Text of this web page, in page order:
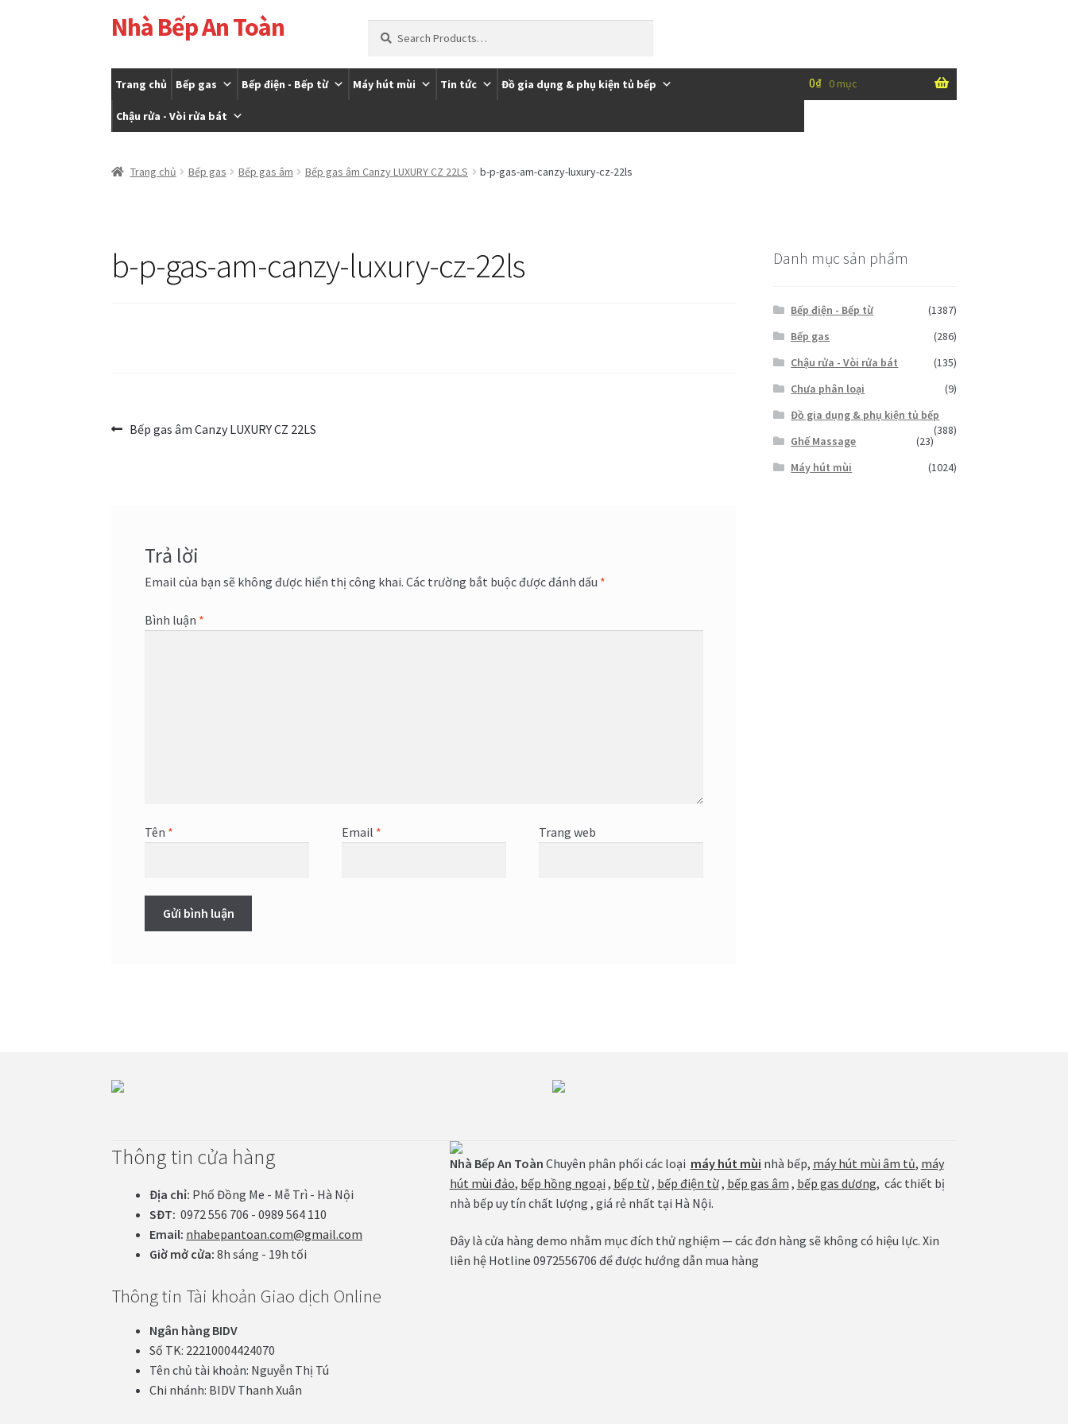
Đi
đến
hướng
Chuyển
đến
dung
Nhà Bếp An Toàn
kiếm:
Trang chủ Bếp gas Bếp điện - Bếp từ Máy hút mùi Tin tức Đồ gia dụng & phụ kiện tủ bếp
Chậu rửa - Vòi rửa bát
0₫ 0 mục
Trang chủ Bếp gas Bếp gas âm Bếp gas âm Canzy LUXURY CZ 22LS b-p-gas-am-canzy-luxury-cz-22ls
b-p-gas-am-canzy-luxury-cz-22ls
Điều
Bài
Bếp gas âm Canzy LUXURY CZ 22LS
Trả lời
Email của bạn sẽ không được hiển thị công khai. Các trường bắt buộc được đánh dấu *
Bình luận *
Tên * Email * Trang web
Danh mục sản phẩm
Bếp điện - Bếp từ
(1387)
Bếp gas
(286)
Chậu rửa - Vòi rửa bát
(135)
Chưa phân loại
(9)
Đồ gia dụng & phụ kiện tủ bếp
(388)
Ghế Massage
(23)
Máy hút mùi
(1024)
Thông tin cửa hàng
Địa chỉ: Phố Đồng Me - Mễ Trì - Hà Nội
SĐT:0972 556 706 - 0989 564 110
Email: nhabepantoan.com@gmail.com
Giờ mở cửa:8h sáng - 19h tối
Thông tin Tài khoản Giao dịch Online
Ngân hàng BIDV
Số TK: 22210004424070
Tên chủ tài khoản: Nguyễn Thị Tú
Chi nhánh: BIDV Thanh Xuân
Nhà Bếp An Toàn Chuyên phân phối các loại máy hút mùi nhà bếp, máy hút mùi âm tủ, máy
hút mùi đảo, bếp hồng ngoại , bếp từ, bếp điện từ, bếp gas âm , bếp gas dương, các thiết bị
nhà bếp uy tín chất lượng , giá rẻ nhất tại Hà Nội.
Đây là cửa hàng demo nhằm mục đích thử nghiệm — các đơn hàng sẽ không có hiệu lực. Xin
liên hệ Hotline 0972556706 để được hướng dẫn mua hàng